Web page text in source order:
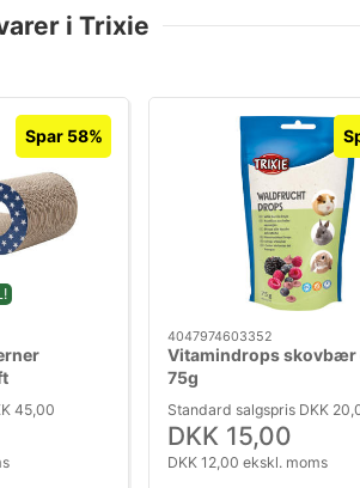
i Trixie
Spar 58%
45,00
4047974603352
Vitamindrops skovbær
75g
Standard salgspris DKK
DKK 15,00
DKK 12,00 ekskl. moms